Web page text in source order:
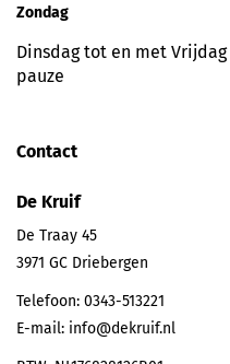
Zondag
Dinsdag tot en met Vrijdag
pauze
Contact
De Kruif
De Traay 45
3971 GC Driebergen
Telefoon: 0343-513221
E-mail: info@dekruif.nl